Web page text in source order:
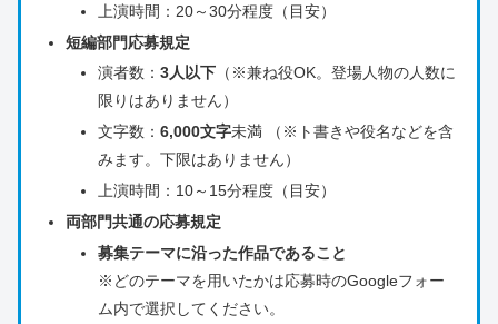
上演時間：20～30分程度（目安）
短編部門応募規定
演者数： 3人以下（※兼ね役OK。登場人物の人数に
限りはありません）
文字数： 6,000文字未満 （※ト書きや役名などを含
みます。下限はありません）
上演時間：10～15分程度（目安）
両部門共通の応募規定
募集テーマに沿った作品であること
※どのテーマを用いたかは応募時のGoogleフォー
ム内で選択してください。